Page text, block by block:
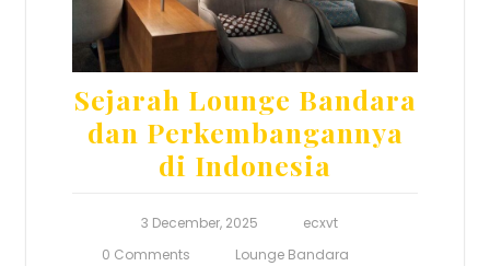
Sejarah Lounge Bandara
dan Perkembangannya
di Indonesia
3 December, 2025
ecxvt
0 Comments
Lounge Bandara